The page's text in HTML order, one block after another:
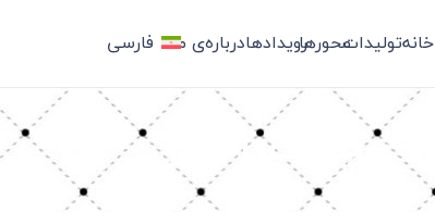
خانهتولیداتمحورهارویدادهادرباره‌ی ما فارسی
برچسب: اختلال